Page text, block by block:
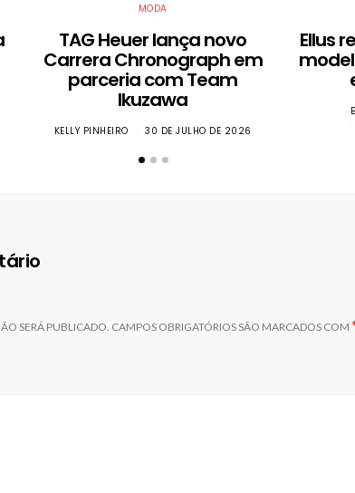
MODA
TAG Heuer lança novo
Carrera Chronograph em
parceria com Team
Ikuzawa
KELLY PINHEIRO 30 DE JULHO DE 2026
Ellus
SERÁ PUBLICADO. CAMPOS OBRIGATÓRIOS SÃO MARCADOS COM